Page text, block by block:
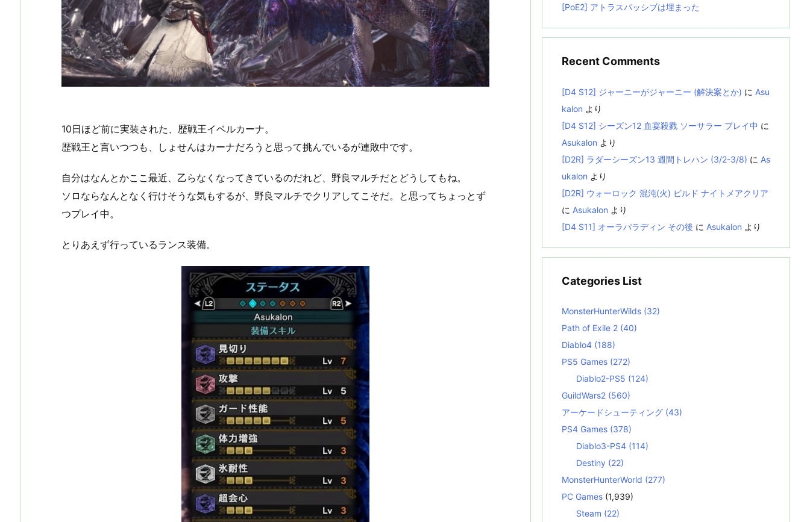
10日ほど前に実装された、歴戦王イベルカーナ。
歴戦王と言いつつも、しょせんはカーナだろうと思って挑んでいるが連敗中です。
自分はなんとかここ最近、乙らなくなってきているのだれど、野良マルチだとどうしてもね。
ソロならなんとなく行けそうな気もするが、野良マルチでクリアしてこそだ。と思ってちょっとず
つプレイ中。
とりあえず行っているランス装備。
[PoE2] アトラスパッシブは埋まった
Recent Comments
[D4 S12] ジャーニーがジャーニー (解決案とか) に Asu
kalon より
[D4 S12] シーズン12 血宴殺戮 ソーサラー プレイ中 に
Asukalon より
[D2R] ラダーシーズン13 週間トレハン (3/2-3/8) に As
ukalon より
[D2R] ウォーロック 混沌(火) ビルド ナイトメアクリア
に Asukalon より
[D4 S11] オーラパラディン その後 に Asukalon より
Categories List
MonsterHunterWilds (32)
Path of Exile 2 (40)
Diablo4 (188)
PS5 Games (272)
Diablo2-PS5 (124)
GuildWars2 (560)
アーケードシューティング (43)
PS4 Games (378)
Diablo3-PS4 (114)
Destiny (22)
MonsterHunterWorld (277)
PC Games (1,939)
Steam (22)